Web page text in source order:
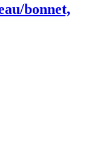
bonnet,